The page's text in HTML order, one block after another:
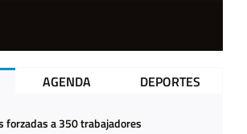
AGENDA DEPORTES
forzadas a 350 trabajadores